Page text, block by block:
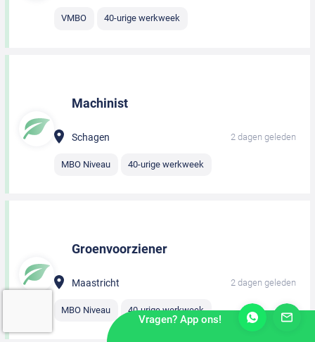
VMBO 40-urige werkweek
Machinist
Schagen 2 dagen geleden
MBO Niveau 40-urige werkweek
Groenvoorziener
Maastricht 2 dagen geleden
MBO Niveau 40-urige werkweek
Vragen? App ons!